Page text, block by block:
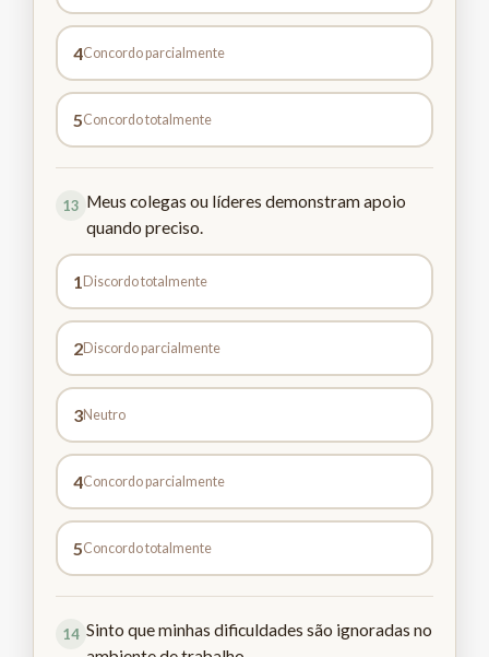
4Concordo parcialmente
5Concordo totalmente
13 Meus colegas ou líderes demonstram apoio
quando preciso.
1 Discordo totalmente
2Discordo parcialmente
3Neutro
4Concordo parcialmente
5Concordo totalmente
14 Sinto que minhas dificuldades são ignoradas no